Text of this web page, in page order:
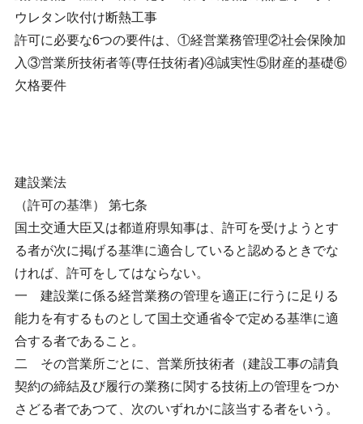
ウレタン吹付け断熱工事
許可に必要な6つの要件は、①経営業務管理②社会保険加
入③営業所技術者等(専任技術者)④誠実性⑤財産的基礎⑥
欠格要件
建設業法
（許可の基準） 第七条
国土交通大臣又は都道府県知事は、許可を受けようとす
る者が次に掲げる基準に適合していると認めるときでな
ければ、許可をしてはならない。
一 建設業に係る経営業務の管理を適正に行うに足りる
能力を有するものとして国土交通省令で定める基準に適
合する者であること。
二 その営業所ごとに、営業所技術者（建設工事の請負
契約の締結及び履行の業務に関する技術上の管理をつか
さどる者であつて、次のいずれかに該当する者をいう。